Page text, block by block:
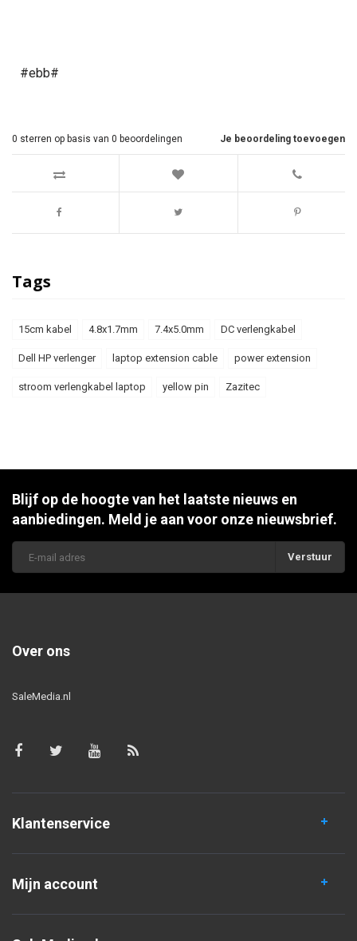
#ebb#
Je beoordeling toevoegen
0 sterren op basis van 0 beoordelingen
Tags
15cm kabel 4.8x1.7mm 7.4x5.0mm DC verlengkabel
Dell HP verlenger laptop extension cable power extension
stroom verlengkabel laptop yellow pin Zazitec
Blijf op de hoogte van het laatste nieuws en
aanbiedingen. Meld je aan voor onze nieuwsbrief.
Verstuur
Over ons
SaleMedia.nl
Klantenservice
Mijn account